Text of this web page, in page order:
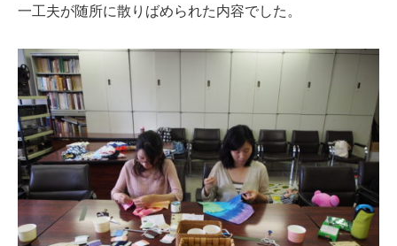
一工夫が随所に散りばめられた内容でした。